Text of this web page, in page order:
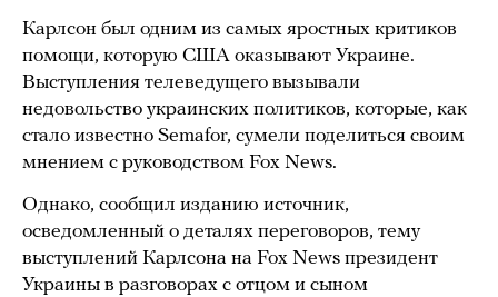
Карлсон был одним из самых яростных критиков
помощи, которую США оказывают Украине.
Выступления телеведущего вызывали
недовольство украинских политиков, которые, как
стало известно Semafor, сумели поделиться своим
мнением с руководством Fox News.
Однако, сообщил изданию источник,
осведомленный о деталях переговоров, тему
выступлений Карлсона на Fox News президент
Украины в разговорах с отцом и сыном